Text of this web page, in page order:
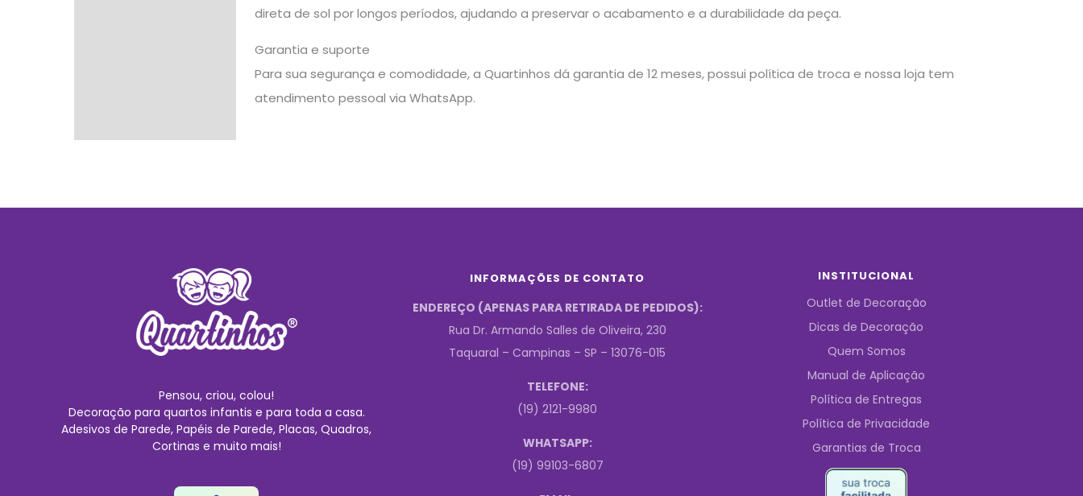
direta de sol por longos períodos, ajudando a preservar o acabamento e a durabilidade da peça.
Garantia e suporte
Para sua segurança e comodidade, a Quartinhos dá garantia de 12 meses, possui política de troca e nossa loja tem
atendimento pessoal via WhatsApp.
Pensou, criou, colou!
Decoração para quartos infantis e para toda a casa.
Adesivos de Parede, Papéis de Parede, Placas, Quadros,
Cortinas e muito mais!
INFORMAÇÕES DE CONTATO
ENDEREÇO (APENAS PARA RETIRADA DE PEDIDOS):
Rua Dr. Armando Salles de Oliveira, 230
Taquaral – Campinas – SP – 13076-015
TELEFONE:
(19) 2121-9980
WHATSAPP:
(19) 99103-6807
INSTITUCIONAL
Outlet de Decoração
Dicas de Decoração
Quem Somos
Manual de Aplicação
Política de Entregas
Política de Privacidade
Garantias de Troca